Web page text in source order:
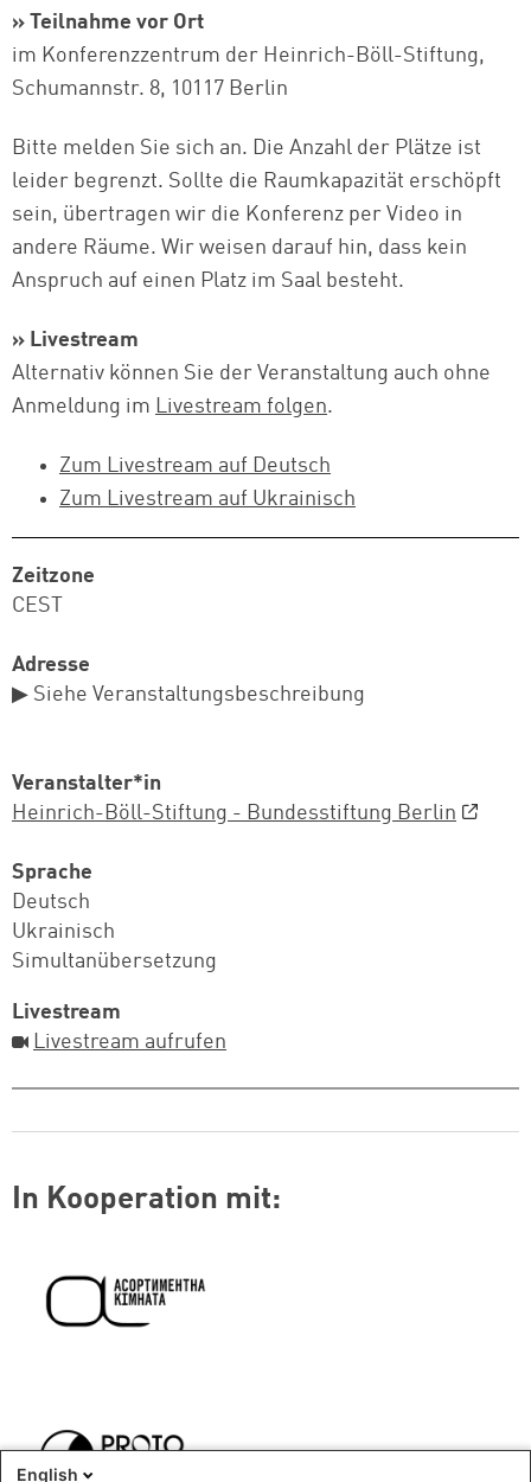
» Teilnahme vor Ort
im Konferenzzentrum der Heinrich-Böll-Stiftung,
Schumannstr. 8, 10117 Berlin
Bitte melden Sie sich an. Die Anzahl der Plätze ist
leider begrenzt. Sollte die Raumkapazität erschöpft
sein, übertragen wir die Konferenz per Video in
andere Räume. Wir weisen darauf hin, dass kein
Anspruch auf einen Platz im Saal besteht.
» Livestream
Alternativ können Sie der Veranstaltung auch ohne
Anmeldung im Livestream folgen.
Zum Livestream auf Deutsch
Zum Livestream auf Ukrainisch
Zeitzone
CEST
Adresse
▶ Siehe Veranstaltungsbeschreibung
Veranstalter*in
Heinrich-Böll-Stiftung - Bundesstiftung Berlin
Sprache
Deutsch
Ukrainisch
Simultanübersetzung
Livestream
Livestream aufrufen
In Kooperation mit:
English